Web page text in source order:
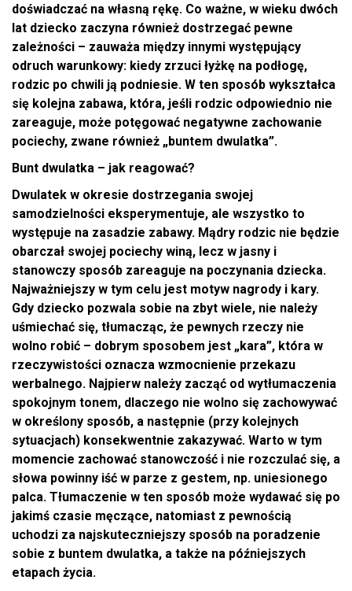
doświadczać na własną rękę. Co ważne, w wieku dwóch
lat dziecko zaczyna również dostrzegać pewne
zależności – zauważa między innymi występujący
odruch warunkowy: kiedy zrzuci łyżkę na podłogę,
rodzic po chwili ją podniesie. W ten sposób wykształca
się kolejna zabawa, która, jeśli rodzic odpowiednio nie
zareaguje, może potęgować negatywne zachowanie
pociechy, zwane również „buntem dwulatka”.
Bunt dwulatka – jak reagować?
Dwulatek w okresie dostrzegania swojej
samodzielności eksperymentuje, ale wszystko to
występuje na zasadzie zabawy. Mądry rodzic nie będzie
obarczał swojej pociechy winą, lecz w jasny i
stanowczy sposób zareaguje na poczynania dziecka.
Najważniejszy w tym celu jest motyw nagrody i kary.
Gdy dziecko pozwala sobie na zbyt wiele, nie należy
uśmiechać się, tłumacząc, że pewnych rzeczy nie
wolno robić – dobrym sposobem jest „kara”, która w
rzeczywistości oznacza wzmocnienie przekazu
werbalnego. Najpierw należy zacząć od wytłumaczenia
spokojnym tonem, dlaczego nie wolno się zachowywać
w określony sposób, a następnie (przy kolejnych
sytuacjach) konsekwentnie zakazywać. Warto w tym
momencie zachować stanowczość i nie rozczulać się, a
słowa powinny iść w parze z gestem, np. uniesionego
palca. Tłumaczenie w ten sposób może wydawać się po
jakimś czasie męczące, natomiast z pewnością
uchodzi za najskuteczniejszy sposób na poradzenie
sobie z buntem dwulatka, a także na późniejszych
etapach życia.